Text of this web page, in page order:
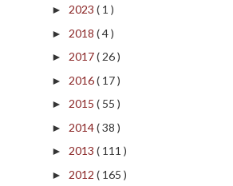
► 2023 ( 1 )
► 2018 ( 4 )
► 2017( 26 )
► 2016( 17 )
► 2015 ( 55 )
► 2014( 38 )
► 2013 ( 111 )
► 2012 ( 165 )